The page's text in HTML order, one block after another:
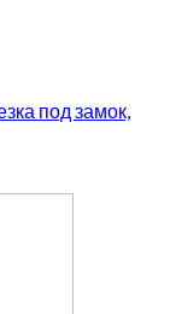
под замок,